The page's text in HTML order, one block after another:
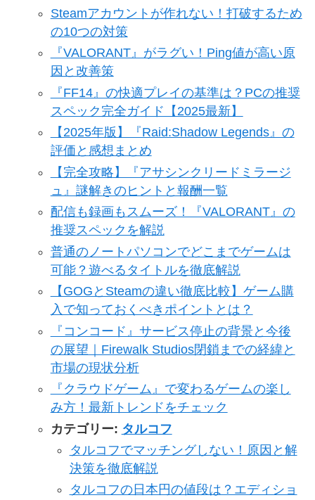
Steamアカウントが作れない！打破するため
の10つの対策
『VALORANT』がラグい！Ping値が高い原
因と改善策
『FF14』の快適プレイの基準は？PCの推奨
スペック完全ガイド【2025最新】
【2025年版】『Raid:Shadow Legends』の
評価と感想まとめ
【完全攻略】『アサシンクリードミラージ
ュ』謎解きのヒントと報酬一覧​
配信も録画もスムーズ！『VALORANT』の
推奨スペックを解説
普通のノートパソコンでどこまでゲームは
可能？遊べるタイトルを徹底解説
【GOGとSteamの違い徹底比較】ゲーム購
入で知っておくべきポイントとは？
『コンコード』サービス停止の背景と今後
の展望｜Firewalk Studios閉鎖までの経緯と
市場の現状分析
『クラウドゲーム』で変わるゲームの楽し
み方！最新トレンドをチェック
カテゴリー: タルコフ
タルコフでマッチングしない！原因と解
決策を徹底解説
タルコフの日本円の値段は？エディショ